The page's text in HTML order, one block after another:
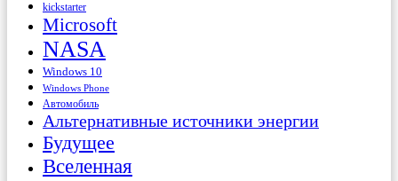
kickstarter
Microsoft
NASA
Windows 10
Windows Phone
Автомобиль
Альтернативные источники энергии
Будущее
Вселенная